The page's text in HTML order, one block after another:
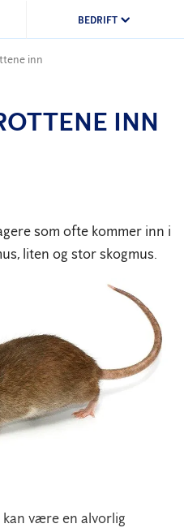
BEDRIFT
inn
INN
som ofte kommer inn i
liten og stor skogmus.
være en alvorlig